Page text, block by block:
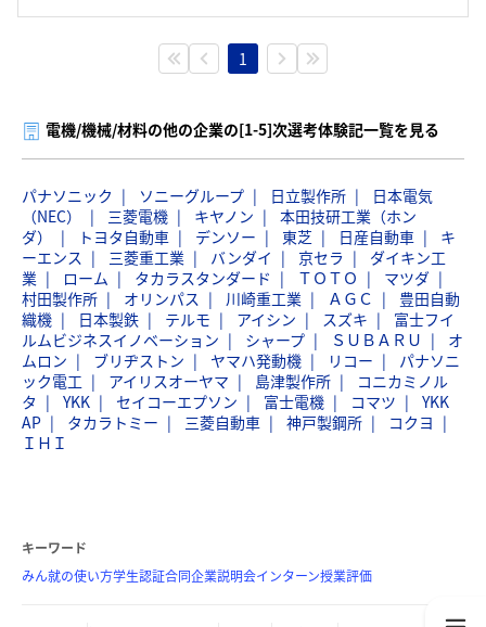
1
電機/機械/材料の他の企業の[1-5]次選考体験記一覧を見る
パナソニック ソニーグループ 日立製作所
日本電気
（NEC）
三菱電機 キヤノン
本田技研工業（ホン
ダ）
トヨタ自動車 デンソー 東芝 日産自動車
キ
ーエンス
三菱重工業 バンダイ 京セラ
ダイキン工
業
ローム タカラスタンダード ＴＯＴＯ
マツダ
村田製作所
オリンパス 川崎重工業 ＡＧＣ
豊田自動
織機
日本製鉄 テルモ アイシン スズキ
富士フイ
ルムビジネスイノベーション
シャープ ＳＵＢＡＲＵ
オ
ムロン
ブリヂストン ヤマハ発動機 リコー
パナソニ
ック電工
アイリスオーヤマ 島津製作所
コニカミノル
タ
YKK セイコーエプソン 富士電機 コマツ
YKK
AP
タカラトミー 三菱自動車 神戸製鋼所
コクヨ
ＩＨＩ
キーワード
みん就の使い方学生認証合同企業説明会インターン授業評価